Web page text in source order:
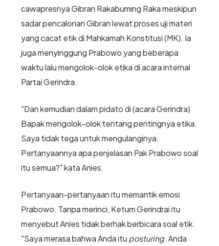
cawapresnya Gibran Rakabuming Raka meskipun
sadar pencalonan Gibran lewat proses uji materi
yang cacat etik di Mahkamah Konstitusi (MK). Ia
juga menyinggung Prabowo yang beberapa
waktu lalu mengolok-olok etika di acara internal
Partai Gerindra.
"Dan kemudian dalam pidato di (acara Gerindra)
Bapak mengolok-olok tentang pentingnya etika.
Saya tidak tega untuk mengulanginya.
Pertanyaannya apa penjelasan Pak Prabowo soal
itu semua?" kata Anies.
Pertanyaan-pertanyaan itu memantik emosi
Prabowo. Tanpa merinci, Ketum Gerindrai itu
menyebut Anies tidak berhak berbicara soal etik.
"Saya merasa bahwa Anda itu posturing. Anda